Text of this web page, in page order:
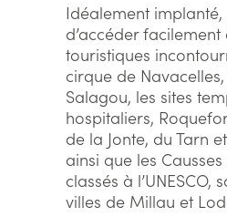
Idéalement
d’accéder facilement
touristiques
cirque de
Salagou, les sites
hospitaliers,
de la Jonte, du Tarn
ainsi que les
classés à l’UNESCO,
villes de Millau et